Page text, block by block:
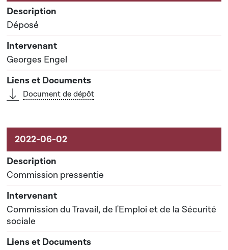
Déposé
Georges Engel
Document de dépôt
Commission pressentie
Commission du Travail, de l'Emploi et de la Sécurité
sociale